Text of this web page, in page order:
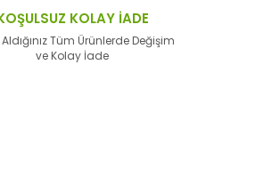
KOLAY İADE
Aldığınız Tüm Ürünlerde Değişim
ve Kolay İade